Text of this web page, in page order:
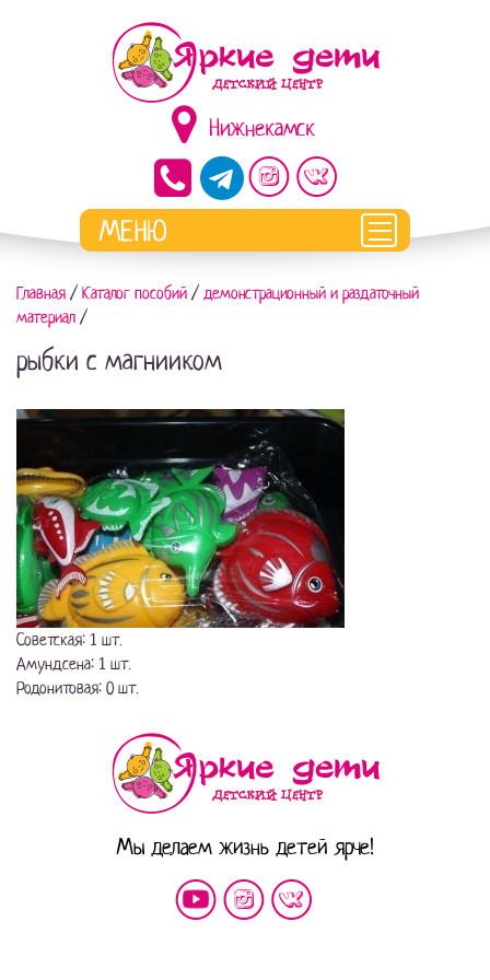
Нижнекамск
Главная / Каталог пособий / демонстрационный и раздаточный
материал /
рыбки с магнииком
Советская: 1 шт.
Амундсена: 1 шт.
Родонитовая: 0 шт.
Мы делаем жизнь детей ярче!